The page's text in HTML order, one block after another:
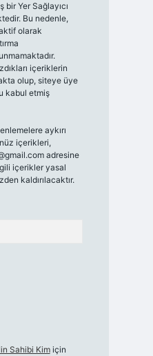
bir Yer Sağlayıcı
Bu nedenle,
olarak
içeriklerin
olup, siteye üye
kabul etmiş
aykırı
içerikleri,
adresine
içerikler yasal
kaldırılacaktır.
Sahibi Kimiçin